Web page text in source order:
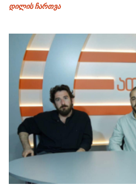
დილის ჩართვა